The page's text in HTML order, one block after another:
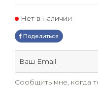
Нет в наличии
Поделиться
Сообщить мне, когда